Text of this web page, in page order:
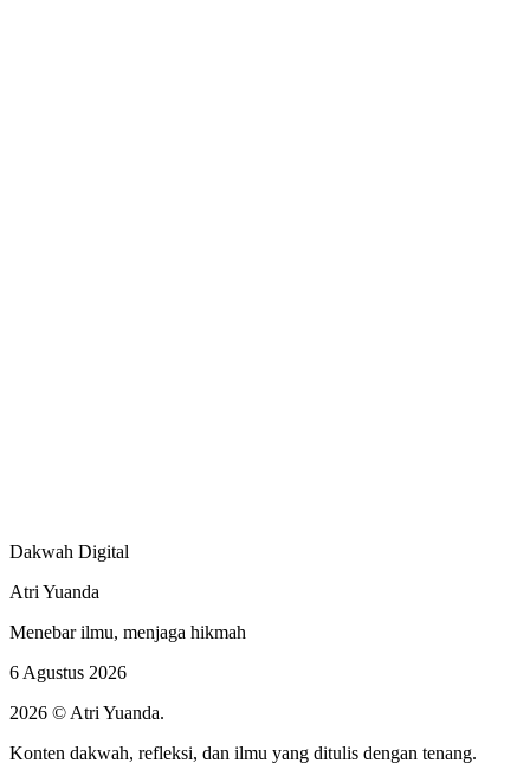
Dakwah Digital
Atri Yuanda
Menebar ilmu, menjaga hikmah
6 Agustus 2026
2026 © Atri Yuanda.
Konten dakwah, refleksi, dan ilmu yang ditulis dengan tenang.